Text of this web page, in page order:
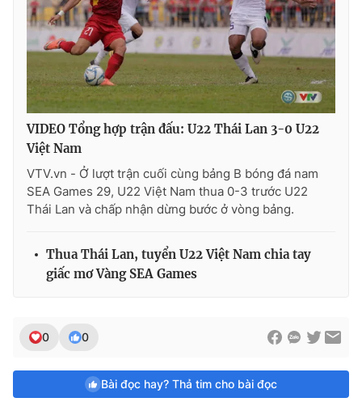
VIDEO Tổng hợp trận đấu: U22 Thái Lan 3-0 U22
Việt Nam
VTV.vn - Ở lượt trận cuối cùng bảng B bóng đá nam
SEA Games 29, U22 Việt Nam thua 0-3 trước U22
Thái Lan và chấp nhận dừng bước ở vòng bảng.
Thua Thái Lan, tuyển U22 Việt Nam chia tay
giấc mơ Vàng SEA Games
0 0
Bài đọc hay? Thả tim cho bài đọc